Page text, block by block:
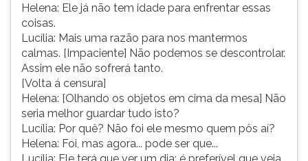
Helena: Ele já não tem idade para enfrentar essas
coisas.
Lucília: Mais uma razão para nos mantermos
calmas. [Impaciente] Não podemos se descontrolar.
Assim ele não sofrerá tanto.
[Volta á censura]
Helena: [Olhando os objetos em cima da mesa] Não
seria melhor guardar tudo isto?
Lucília: Por quê? Não foi ele mesmo quem pôs aí?
Helena: Foi, mas agora... pode ser que...